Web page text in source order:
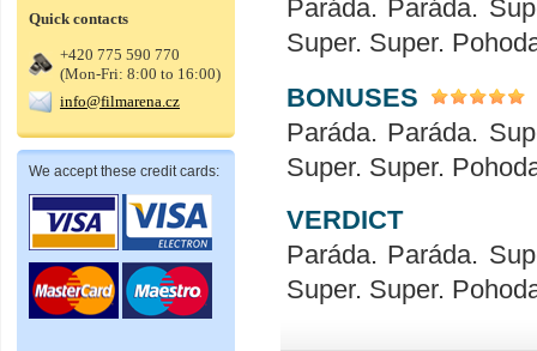
Quick contacts
+420 775 590 770
(Mon-Fri: 8:00 to 16:00)
info@filmarena.cz
We accept these credit cards:
Paráda. Paráda.
Super. Super.
BONUSES
Paráda. Paráda.
Super. Super.
VERDICT
Paráda. Paráda.
Super. Super.